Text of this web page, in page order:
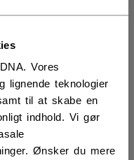
Vores
lignende teknologier
til at skabe en
indhold. Vi gør
Ønsker du mere
retur
ÅBN SOCIALE